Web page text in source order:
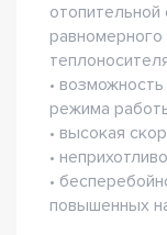
отопительной
•
режима
• высокая
•
•
повышенных